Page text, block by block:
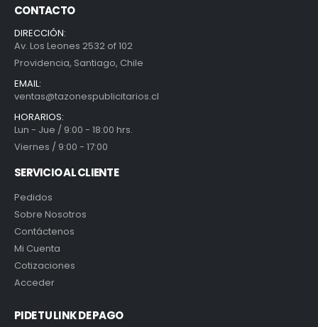
CONTACTO
DIRECCIÓN:
Av. Los Leones 2532 of 102
Providencia, Santiago, Chile
EMAIL:
ventas@tazonespublicitarios.cl
HORARIOS:
Lun - Jue / 9:00 - 18:00 hrs.
Viernes / 9:00 - 17:00
SERVICIO AL CLIENTE
Pedidos
Sobre Nosotros
Contáctenos
Mi Cuenta
Cotizaciones
Acceder
PIDE TU LINK DE PAGO